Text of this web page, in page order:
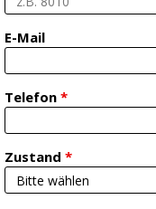
E-Mail
Telefon *
Zustand *